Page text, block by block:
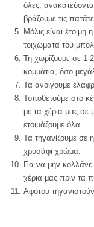
όλες,
βράζουμε τις
Μόλις είναι
τοιχώματα του
Τη χωρίζουμε σε 1-
κομμάτια, όσο
Τα ανοίγουμε
Τοποθετούμε στο
με τα χέρια μας
ετοιμάζουμε όλα.
Τα τηγανίζουμε σε
χρυσάφι χρώμα.
Για να μην
χέρια μας πριν τα
Αφότου